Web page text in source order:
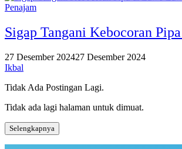
Penajam
Sigap Tangani Kebocoran
27 Desember 202427 Desember 2024
Ikbal
Tidak Ada Postingan Lagi.
Tidak ada lagi halaman untuk dimuat.
Selengkapnya